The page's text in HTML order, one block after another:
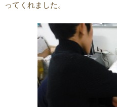
ってくれました。